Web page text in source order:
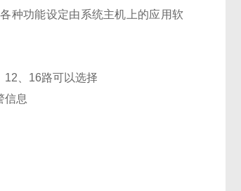
种功能设定由系统主机上的应用软
12、16路可以选择
信息